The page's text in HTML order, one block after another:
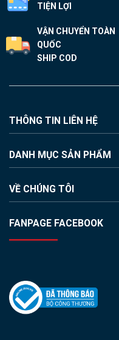
TIỆN LỢI
VẬN CHUYỂN TOÀN
QUỐC
SHIP COD
THÔNG TIN LIÊN HỆ
DANH MỤC SẢN PHẨM
VỀ CHÚNG TÔI
FANPAGE FACEBOOK